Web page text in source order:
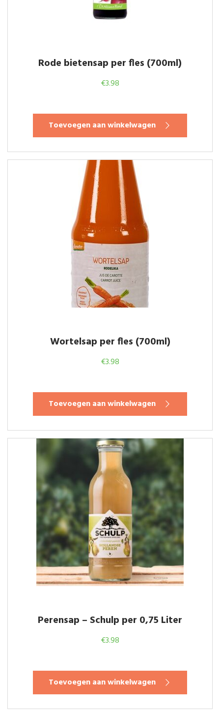
Rode bietensap per fles (700ml)
€3.98
Toevoegen aan winkelwagen
Wortelsap per fles (700ml)
€3.98
Toevoegen aan winkelwagen
Perensap – Schulp per 0,75 Liter
€3.98
Toevoegen aan winkelwagen